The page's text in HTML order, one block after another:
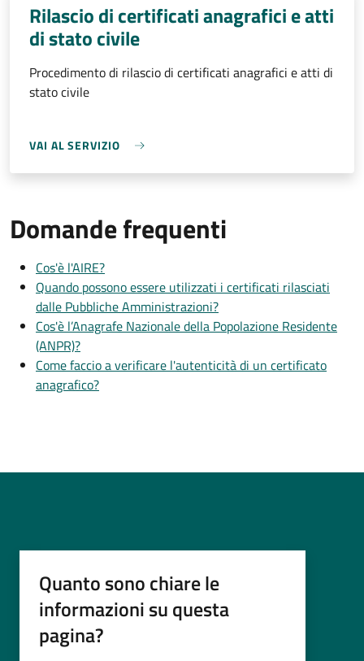
Rilascio di certificati anagrafici e atti
di stato civile
Procedimento di rilascio di certificati anagrafici e atti di
stato civile
VAI AL SERVIZIO
Domande frequenti
Cos'è l'AIRE?
Quando possono essere utilizzati i certificati rilasciati
dalle Pubbliche Amministrazioni?
Cos'è l’Anagrafe Nazionale della Popolazione Residente
(ANPR)?
Come faccio a verificare l'autenticità di un certificato
anagrafico?
Quanto sono chiare le
informazioni su questa
pagina?